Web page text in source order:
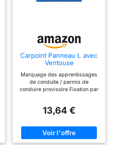
Carpoint Panneau L avec
Ventouse
Marquage des apprentissages
de conduite / permis de
conduire provisoire Fixation par
des Pays-Bas
13,64 €